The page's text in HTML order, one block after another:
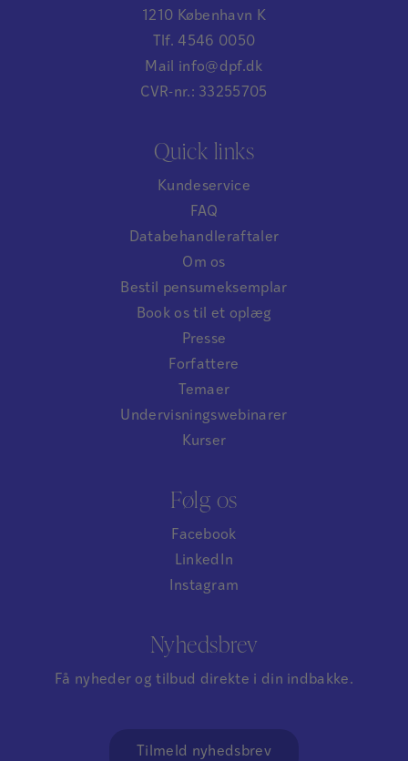
1210 København K
Tlf. 4546 0050
Mail info@dpf.dk
CVR-nr.: 33255705
Quick links
Kundeservice
FAQ
Databehandleraftaler
Om os
Bestil pensumeksemplar
Book os til et oplæg
Presse
Forfattere
Temaer
Undervisningswebinarer
Kurser
Følg os
Facebook
LinkedIn
Instagram
Nyhedsbrev
Få nyheder og tilbud direkte i din indbakke.
Tilmeld nyhedsbrev